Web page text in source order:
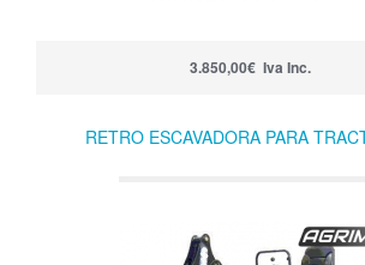
3.850,00€ Iva Inc.
RETRO ESCAVADORA PARA